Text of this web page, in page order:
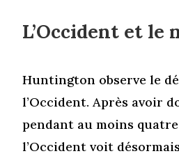
L’Occident et le
Huntington observe le
l’Occident. Après avoir
pendant au moins
l’Occident voit